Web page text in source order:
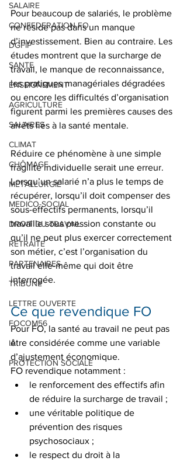
SALAIRE
CONFEDERATION FO
DGFIP
SANTE
ENSEIGNEMENT
AGRICULTURE
SALAIRES
CLIMAT
CHÔMAGE
METALLURGIE
MEDICO-SOCIAL
DROIT DU TRAVAIL
RETRAITE
PARTENAIRES
TRIBUNE
LETTRE OUVERTE
FOCOM56
IA
PROTECTION SOCIALE
Pour beaucoup de salariés, le problème
ne réside pas dans un manque
d’investissement. Bien au contraire. Les
études montrent que la surcharge de
travail, le manque de reconnaissance,
les pratiques managériales dégradées
ou encore les difficultés d’organisation
figurent parmi les premières causes des
arrêts liés à la santé mentale.
Réduire ce phénomène à une simple
fragilité individuelle serait une erreur.
Lorsqu’un salarié n’a plus le temps de
récupérer, lorsqu’il doit compenser des
sous-effectifs permanents, lorsqu’il
travaille sous pression constante ou
qu’il ne peut plus exercer correctement
son métier, c’est l’organisation du
travail elle-même qui doit être
interrogée.
Ce que revendique FO
Pour FO, la santé au travail ne peut pas
être considérée comme une variable
d’ajustement économique.
FO revendique notamment :
le renforcement des effectifs afin
de réduire la surcharge de travail ;
une véritable politique de
prévention des risques
psychosociaux ;
le respect du droit à la